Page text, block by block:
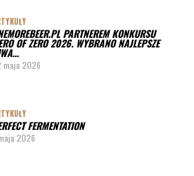
wyszynku piwa w barze
PARTNEREM KONKURSU
OF ZERO 2026. WYBRANO NAJLEPSZE
maja 2026
FERMENTATION
2026